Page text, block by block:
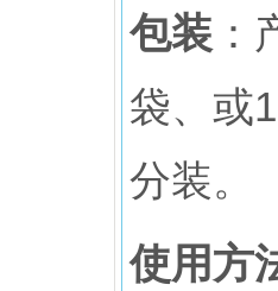
包装
袋、或
分装。
使用方